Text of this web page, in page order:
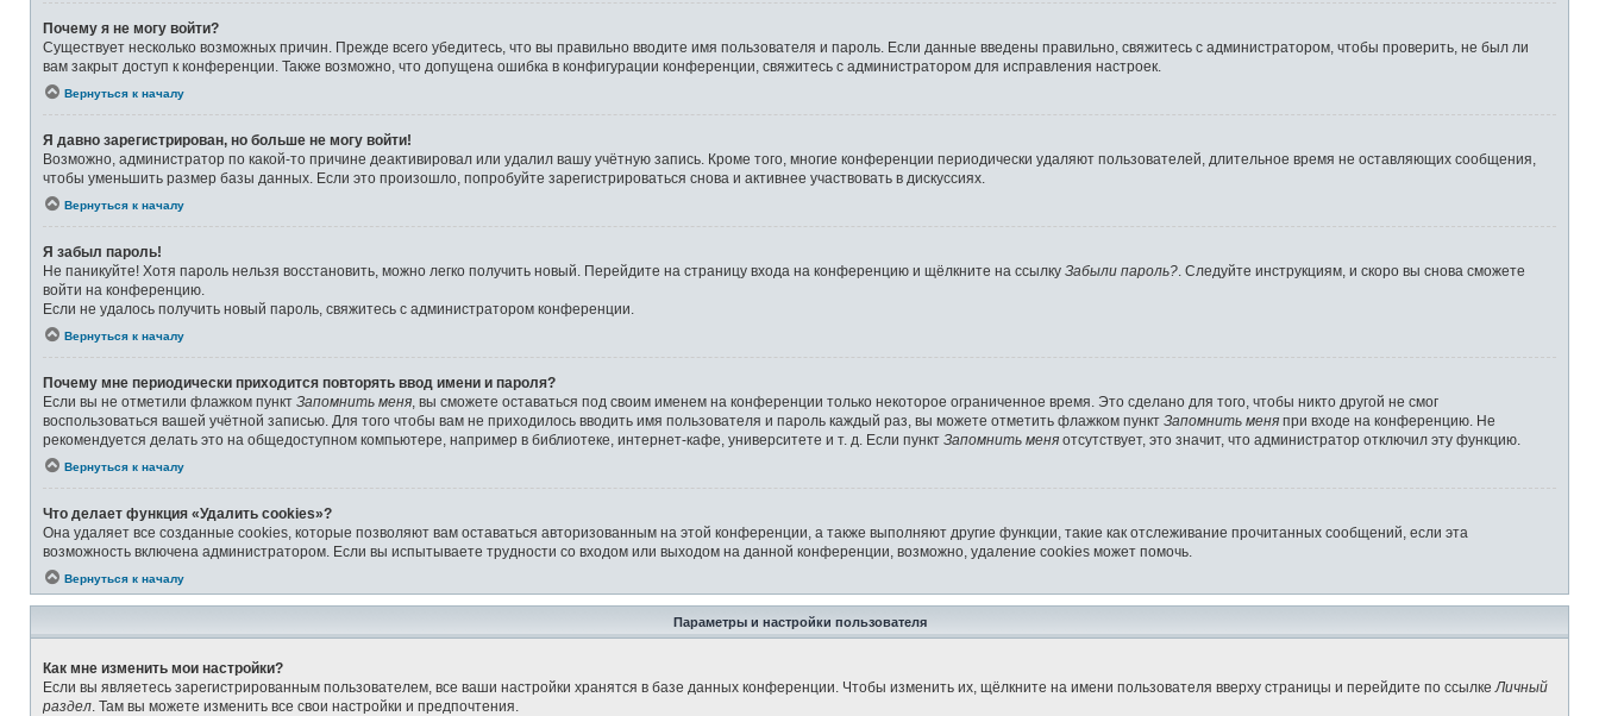
Почему я не могу войти?
Существует несколько возможных причин. Прежде всего убедитесь, что вы правильно вводите имя пользователя и пароль. Если данные введены правильно, свяжитесь с администратором, чтобы проверить, не был ли
вам закрыт доступ к конференции. Также возможно, что допущена ошибка в конфигурации конференции, свяжитесь с администратором для исправления настроек.
Вернуться к началу
Я давно зарегистрирован, но больше не могу войти!
Возможно, администратор по какой-то причине деактивировал или удалил вашу учётную запись. Кроме того, многие конференции периодически удаляют пользователей, длительное время не оставляющих сообщения,
чтобы уменьшить размер базы данных. Если это произошло, попробуйте зарегистрироваться снова и активнее участвовать в дискуссиях.
Вернуться к началу
Я забыл пароль!
Не паникуйте! Хотя пароль нельзя восстановить, можно легко получить новый. Перейдите на страницу входа на конференцию и щёлкните на ссылку Забыли пароль? . Следуйте инструкциям, и скоро вы снова сможете
войти на конференцию.
Если не удалось получить новый пароль, свяжитесь с администратором конференции.
Вернуться к началу
Почему мне периодически приходится повторять ввод имени и пароля?
Если вы не отметили флажком пункт Запомнить меня , вы сможете оставаться под своим именем на конференции только некоторое ограниченное время. Это сделано для того, чтобы никто другой не смог
воспользоваться вашей учётной записью. Для того чтобы вам не приходилось вводить имя пользователя и пароль каждый раз, вы можете отметить флажком пункт Запомнить меня при входе на конференцию. Не
рекомендуется делать это на общедоступном компьютере, например в библиотеке, интернет-кафе, университете и т. д. Если пункт Запомнить меня отсутствует, это значит, что администратор отключил эту функцию.
Вернуться к началу
Что делает функция «Удалить cookies»?
Она удаляет все созданные cookies, которые позволяют вам оставаться авторизованным на этой конференции, а также выполняют другие функции, такие как отслеживание прочитанных сообщений, если эта
возможность включена администратором. Если вы испытываете трудности со входом или выходом на данной конференции, возможно, удаление cookies может помочь.
Вернуться к началу
Параметры и настройки пользователя
Как мне изменить мои настройки?
Если вы являетесь зарегистрированным пользователем, все ваши настройки хранятся в базе данных конференции. Чтобы изменить их, щёлкните на имени пользователя вверху страницы и перейдите по ссылке Личный
раздел . Там вы можете изменить все свои настройки и предпочтения.